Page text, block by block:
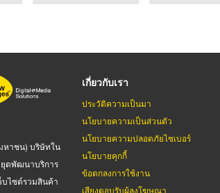
หาชน) บริษัทใน
ยุดพัฒนาบริการ
ไซต์รวมสินค้า
เกี่ยวกับเรา
ประวัติความเป็นมา
นโยบายความเป็นส่วนตัว
นโยบายความปลอดภัยไซเบอร์
นโยบายคุกกี้
ข้อตกลงการใช้งาน
เสียงตอบรับผู้ลงโฆษณา